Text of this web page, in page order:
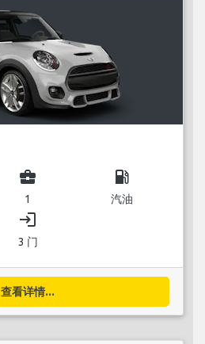
business_center
1
local_gas_station
汽油
login
3 门
查看详情...